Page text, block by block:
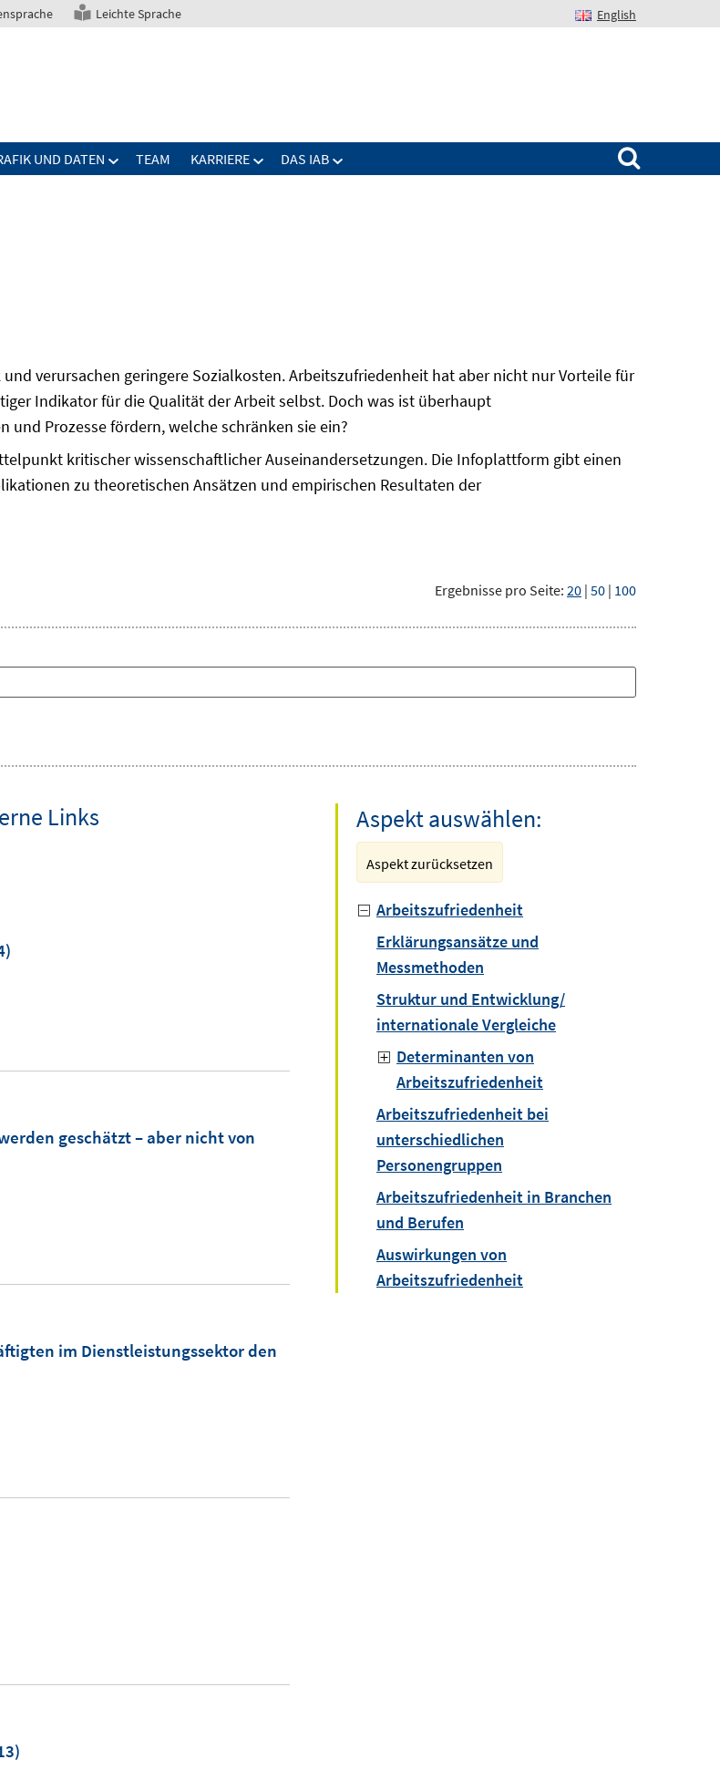
Leichte Sprache English
UND DATEN TEAM KARRIERE DAS IAB
Suchen nach:
verursachen geringere Sozialkosten. Arbeitszufriedenheit hat aber nicht nur Vorteile für
Indikator für die Qualität der Arbeit selbst. Doch was ist überhaupt
und Prozesse fördern, welche schränken sie ein?
kritischer wissenschaftlicher Auseinandersetzungen. Die Infoplattform gibt einen
zu theoretischen Ansätzen und empirischen Resultaten der
Ergebnisse pro Seite: 20 | 50 | 100
Links
geschätzt – aber nicht von
im Dienstleistungssektor den
Aspekt auswählen:
Aspekt zurücksetzen
Arbeitszufriedenheit
Erklärungsansätze und
Messmethoden
Struktur und Entwicklung/
internationale Vergleiche
Determinanten von
Arbeitszufriedenheit
Arbeitszufriedenheit bei
unterschiedlichen
Personengruppen
Arbeitszufriedenheit in Branchen
und Berufen
Auswirkungen von
Arbeitszufriedenheit